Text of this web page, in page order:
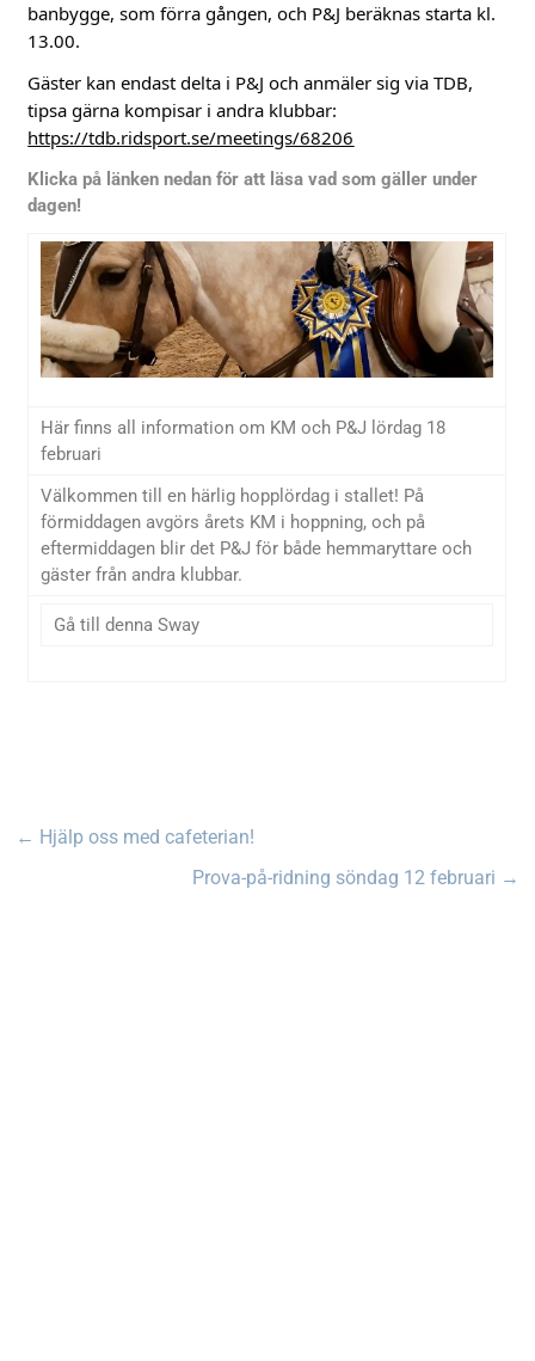
banbygge, som förra gången, och P&J beräknas starta kl.
13.00.
Gäster kan endast delta i P&J och anmäler sig via TDB,
https://tdb.ridsport.se/meetings/68206
Klicka på länken nedan för att läsa vad som gäller under
dagen!
Här finns all information om KM och P&J lördag 18
februari
Välkommen till en härlig hopplördag i stallet! På
förmiddagen avgörs årets KM i hoppning, och på
eftermiddagen blir det P&J för både hemmaryttare och
gäster från andra klubbar.
Gå till denna Sway
← Hjälp oss med cafeterian!
Prova-på-ridning söndag 12 februari →